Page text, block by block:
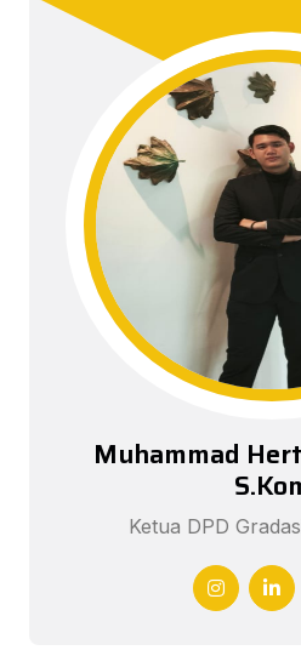
Muhammad
Ketua DPD